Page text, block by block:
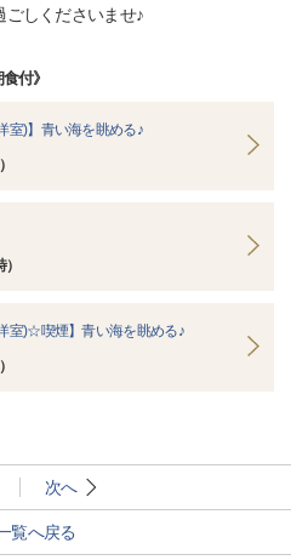
しくださいませ♪
付》
室)】青い海を眺める♪
室)☆喫煙】青い海を眺める♪
次へ
覧へ戻る